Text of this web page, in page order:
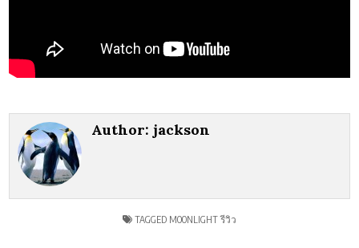
Author:jackson
TAGGED MOONLIGHT รีวิว